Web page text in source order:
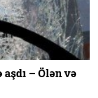
aşdı – Ölən və